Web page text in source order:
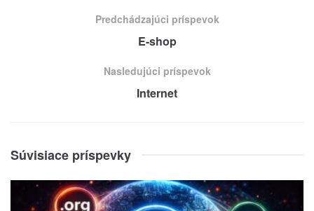
Predchádzajúci príspevok
E-shop
Nasledujúci príspevok
Internet
Súvisiace príspevky